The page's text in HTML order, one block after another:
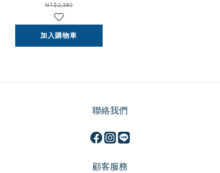
裂 多夾層 肩包 側背包 小
包-NF0A8AMV 紫色(S96)/
墨綠色(4FY)/黑色(4HF)
NT$2,380
加入購物車
聯絡我們
顧客服務